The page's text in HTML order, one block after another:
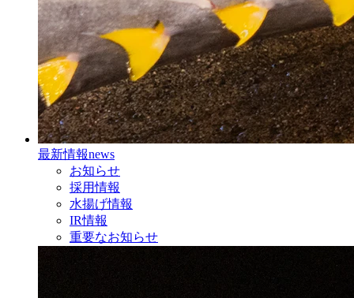
最新情報news
お知らせ
採用情報
水揚げ情報
IR情報
重要なお知らせ